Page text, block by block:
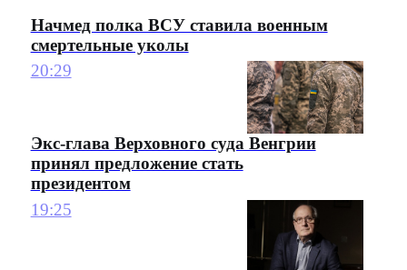
Начмед полка ВСУ ставила военным
смертельные уколы
20:29
Экс-глава Верховного суда Венгрии
принял предложение стать
президентом
19:25